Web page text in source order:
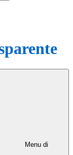
Menu di